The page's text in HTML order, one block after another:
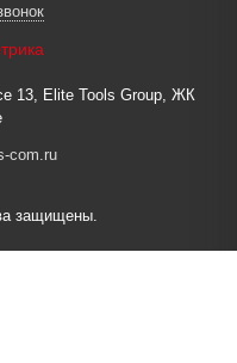
13, Elite Tools Group, ЖК
com.ru
защищены.